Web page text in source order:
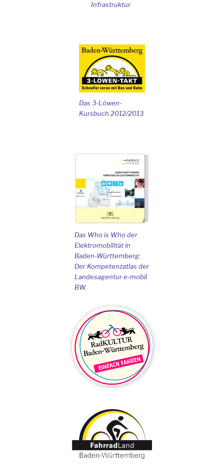
Infrastruktur
Das 3-Löwen-
Kursbuch 2012/2013
Das Who is Who der
Elektromobilität in
Baden-Württemberg:
Der Kompetenzatlas der
Landesagentur e-mobil
BW.